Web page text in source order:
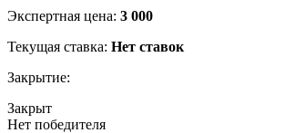
Экспертная цена: 3 000
Текущая ставка: Нет ставок
Закрытие:
Закрыт
Нет победителя